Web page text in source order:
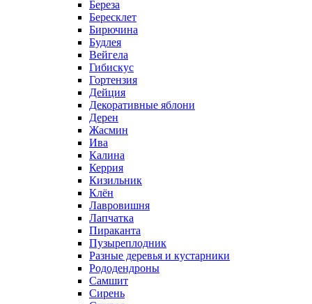
Береза
Бересклет
Бирючина
Будлея
Вейгела
Гибискус
Гортензия
Дейция
Декоративные яблони
Дерен
Жасмин
Ива
Калина
Керрия
Кизильник
Клён
Лавровишня
Лапчатка
Пираканта
Пузыреплодник
Разные деревья и кустарники
Рододендроны
Самшит
Сирень